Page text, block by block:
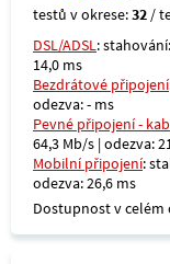
testů v okrese:32 /
DSL/ADSL:
14,0 ms
Bezdrátové připojení
odezva: - ms
Pevné připojení -
64,3 Mb/s | odezva:
Mobilní připojení:
odezva: 26,6 ms
Dostupnost v celém